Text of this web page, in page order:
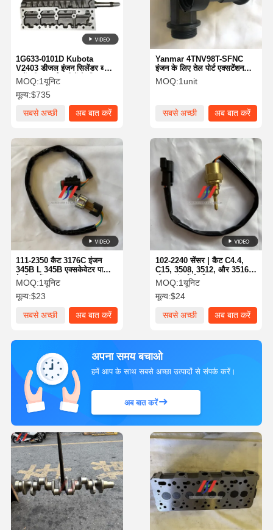
1G633-0101D Kubota
V2403 डीजल इंजन सिलेंडर ब्लॉक
असेंबली, खुदाई मशीनों के लिए
उपयुक्त
MOQ:1यूनिट
मूल्य:$735
सबसे अच्छी
अब बात करें
Yanmar 4TNV98T-SFNC
इंजन के लिए तेल पोर्ट एक्सटेंशन
ट्यूब 77 (171031-11741)
MOQ:1unit
सबसे अच्छी
अब बात करें
111-2350 कैट 3176C इंजन
345B L 345B एक्सकेवेटर पार्ट्स
के लिए सेंसर
MOQ:1यूनिट
मूल्य:$23
सबसे अच्छी
अब बात करें
102-2240 सेंसर | कैट C4.4,
C15, 3508, 3512, और 3516
डीजल इंजनों के लिए उपयुक्त
MOQ:1यूनिट
मूल्य:$24
सबसे अच्छी
अब बात करें
अपना समय बचाओ
हमें आप के साथ सबसे अच्छा उत्पादों से संपर्क करें।
अब बात करें